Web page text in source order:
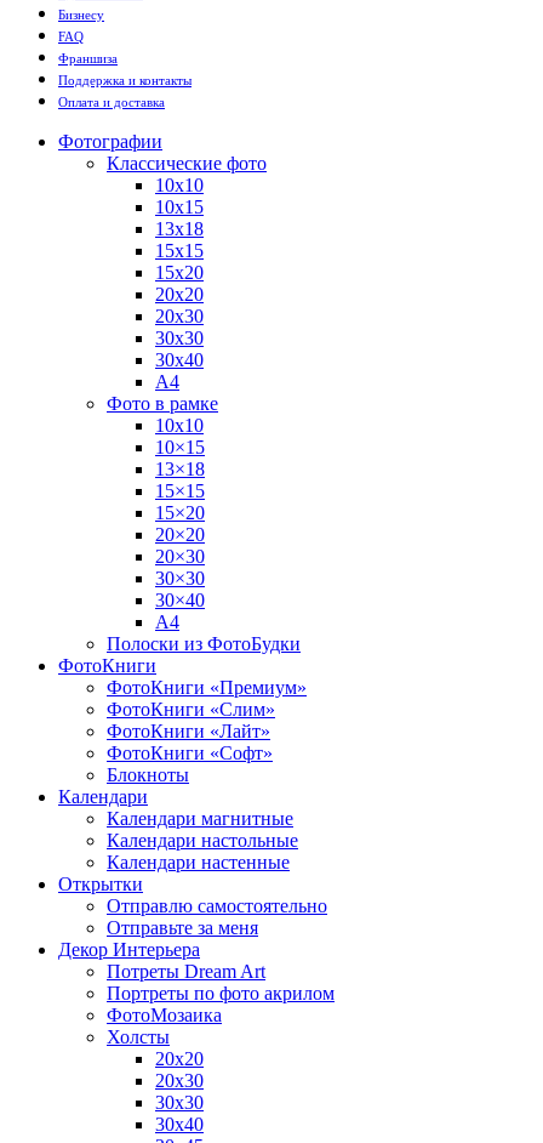
Бизнесу
FAQ
Франшиза
Поддержка и контакты
Оплата и доставка
Фотографии
Классические фото
10х10
10х15
13х18
15х15
15х20
20х20
20х30
30х30
30х40
А4
Фото в рамке
10х10
10×15
13×18
15×15
15×20
20×20
20×30
30×30
30×40
A4
Полоски из ФотоБудки
ФотоКниги
ФотоКниги «Премиум»
ФотоКниги «Слим»
ФотоКниги «Лайт»
ФотоКниги «Софт»
Блокноты
Календари
Календари магнитные
Календари настольные
Календари настенные
Открытки
Отправлю самостоятельно
Отправьте за меня
Декор Интерьера
Потреты Dream Art
Портреты по фото акрилом
ФотоМозаика
Холсты
20х20
20х30
30х30
30х40